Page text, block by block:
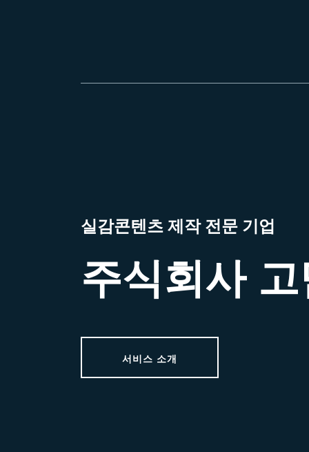
실감콘텐츠 제작 전문 기업
주식회사
서비스 소개